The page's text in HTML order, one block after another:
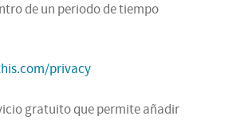
de un periodo de tiempo
privacy
gratuito que permite añadir